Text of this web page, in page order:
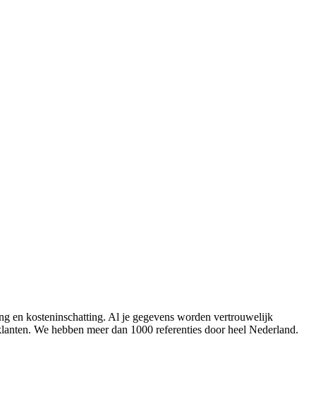
en kosteninschatting. Al je gegevens worden vertrouwelijk
We hebben meer dan 1000 referenties door heel Nederland.